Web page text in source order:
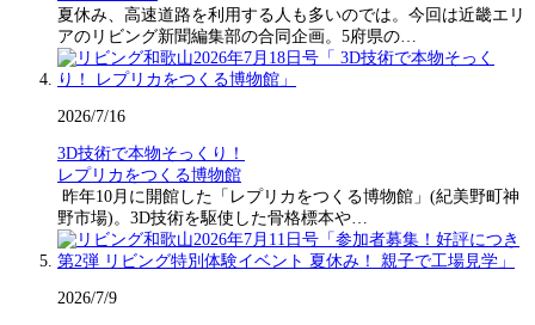
夏休み、高速道路を利用する人も多いのでは。今回は近畿エリ
アのリビング新聞編集部の合同企画。5府県の…
2026/7/16
3D技術で本物そっくり！
レプリカをつくる博物館
昨年10月に開館した「レプリカをつくる博物館」(紀美野町神
野市場)。3D技術を駆使した骨格標本や…
2026/7/9